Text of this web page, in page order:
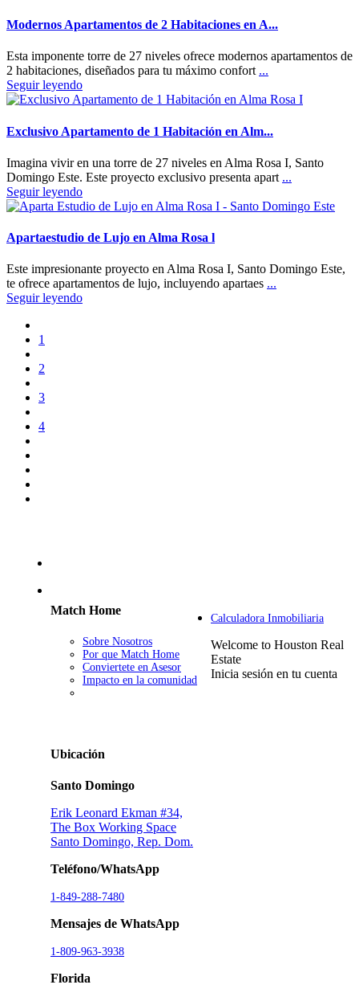
Modernos Apartamentos de 2 Habitaciones en A...
Esta imponente torre de 27 niveles ofrece modernos apartamentos de
2 habitaciones, diseñados para tu máximo confort ...
Seguir leyendo
Exclusivo Apartamento de 1 Habitación en Alm...
Imagina vivir en una torre de 27 niveles en Alma Rosa I, Santo
Domingo Este. Este proyecto exclusivo presenta apart ...
Seguir leyendo
Apartaestudio de Lujo en Alma Rosa l
Este impresionante proyecto en Alma Rosa I, Santo Domingo Este,
te ofrece apartamentos de lujo, incluyendo apartaes ...
Seguir leyendo
1
2
3
4
Match Home
Sobre Nosotros
Por que Match Home
Conviertete en Asesor
Impacto en la comunidad
Ubicación
Santo Domingo
Erik Leonard Ekman #34,
The Box Working Space
Santo Domingo, Rep. Dom.
Teléfono/WhatsApp
1-849-288-7480
Mensajes de WhatsApp
1-809-963-3938
Florida
Calculadora Inmobiliaria
Welcome to Houston Real
Estate
Inicia sesión en tu cuenta